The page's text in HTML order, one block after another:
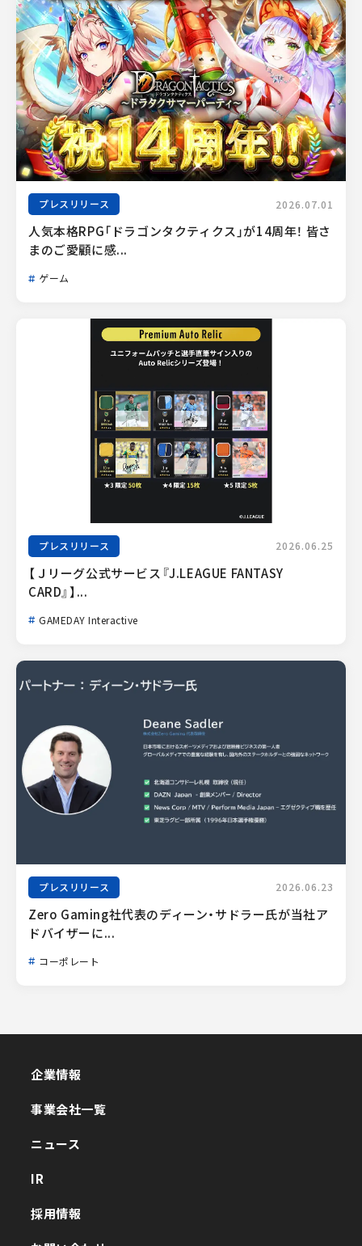
プレスリリース 2026.07.01
人気本格RPG「ドラゴンタクティクス」が14周年！ 皆さ
まのご愛顧に感...
ゲーム
プレスリリース 2026.06.25
【Ｊリーグ公式サービス『J.LEAGUE FANTASY
CARD』】...
GAMEDAY Interactive
プレスリリース 2026.06.23
Zero Gaming社代表のディーン・サドラー氏が当社ア
ドバイザーに...
コーポレート
企業情報
事業会社一覧
ニュース
IR
採用情報